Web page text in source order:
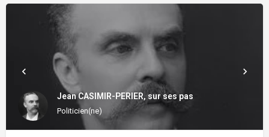
Jean CASIMIR-PERIER, sur ses pas
Politicien(ne)